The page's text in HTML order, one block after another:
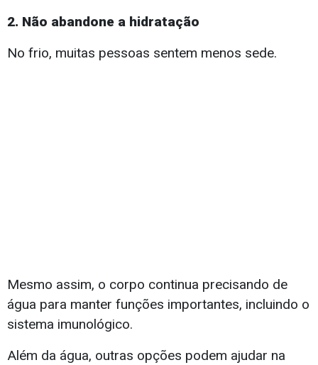
2. Não abandone a hidratação
No frio, muitas pessoas sentem menos sede.
Mesmo assim, o corpo continua precisando de
água para manter funções importantes, incluindo o
sistema imunológico.
Além da água, outras opções podem ajudar na